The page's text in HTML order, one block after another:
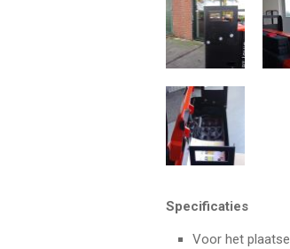
Specificaties
Voor het